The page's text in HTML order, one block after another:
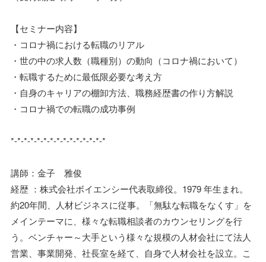
【セミナー内容】
・コロナ禍における転職のリアル
・世の中の求人数（職種別）の動向（コロナ禍において）
・転職するために最低限必要な考え方
・自身のキャリアの棚卸方法、職務経歴書の作り方解説
・コロナ禍での転職の成功事例
*-*-*-*-*-*-*-*-*-*-*-*-*-*-*
講師：金子 雅俊
経歴 ：株式会社ボイエンシー代表取締役。1979 年生まれ。
約20年間、人材ビジネスに従事。「無駄な転職をなくす」を
メインテーマに、様々な転職相談者のカウンセリングを行
う。ベンチャー～大手という様々な規模の人材会社にて法人
営業、事業開発、社長室を経て、自身で人材会社を設立。こ